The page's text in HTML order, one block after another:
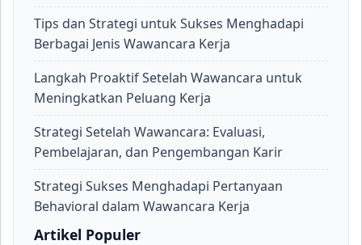
Tips dan Strategi untuk Sukses Menghadapi
Berbagai Jenis Wawancara Kerja
Langkah Proaktif Setelah Wawancara untuk
Meningkatkan Peluang Kerja
Strategi Setelah Wawancara: Evaluasi,
Pembelajaran, dan Pengembangan Karir
Strategi Sukses Menghadapi Pertanyaan
Behavioral dalam Wawancara Kerja
Artikel Populer